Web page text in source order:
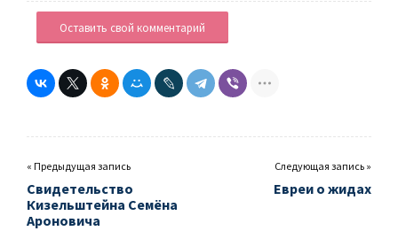
Оставить свой комментарий
« Предыдущая запись
Свидетельство
Кизельштейна Семёна
Ароновича
Следующая запись »
Евреи о жидах